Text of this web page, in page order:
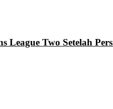
League Two Setelah